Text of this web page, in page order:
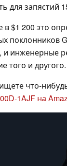
для запястий
в $1 200 это
поклонников
и инженерные
того и другого.
что-
1AJF на